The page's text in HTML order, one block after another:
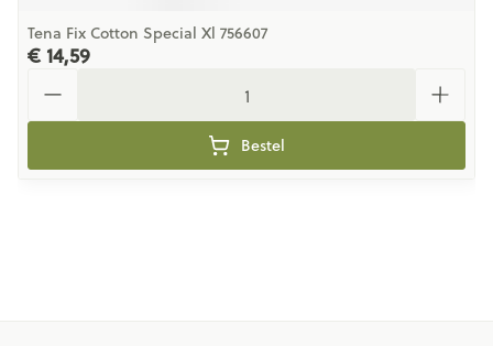
Tena Fix Cotton Special Xl 756607
€ 14,59
Bestel